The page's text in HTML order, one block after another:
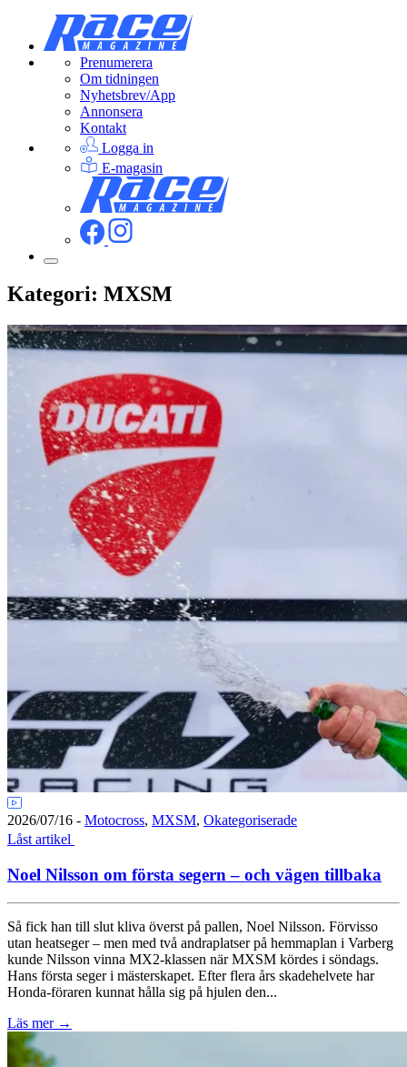
Prenumerera
Om tidningen
Nyhetsbrev/App
Annonsera
Kontakt
Logga in
E-magasin
Kategori: MXSM
2026/07/16 - Motocross, MXSM, Okategoriserade
Låst artikel
Noel Nilsson om första segern – och vägen tillbaka
Så fick han till slut kliva överst på pallen, Noel Nilsson. Förvisso
utan heatseger – men med två andraplatser på hemmaplan i Varberg
kunde Nilsson vinna MX2-klassen när MXSM kördes i söndags.
Hans första seger i mästerskapet. Efter flera års skadehelvete har
Honda-föraren kunnat hålla sig på hjulen den...
Läs mer →